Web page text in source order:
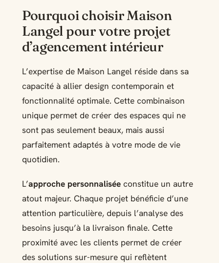
Pourquoi choisir Maison
Langel pour votre projet
d’agencement intérieur
L’expertise de Maison Langel réside dans sa
capacité à allier design contemporain et
fonctionnalité optimale. Cette combinaison
unique permet de créer des espaces qui ne
sont pas seulement beaux, mais aussi
parfaitement adaptés à votre mode de vie
quotidien.
L’approche personnaliséeconstitue un autre
atout majeur. Chaque projet bénéficie d’une
attention particulière, depuis l’analyse des
besoins jusqu’à la livraison finale. Cette
proximité avec les clients permet de créer
des solutions sur-mesure qui reflètent